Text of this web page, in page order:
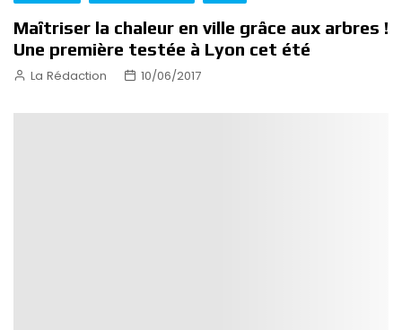
Maîtriser la chaleur en ville grâce aux arbres !
Une première testée à Lyon cet été
La Rédaction 10/06/2017